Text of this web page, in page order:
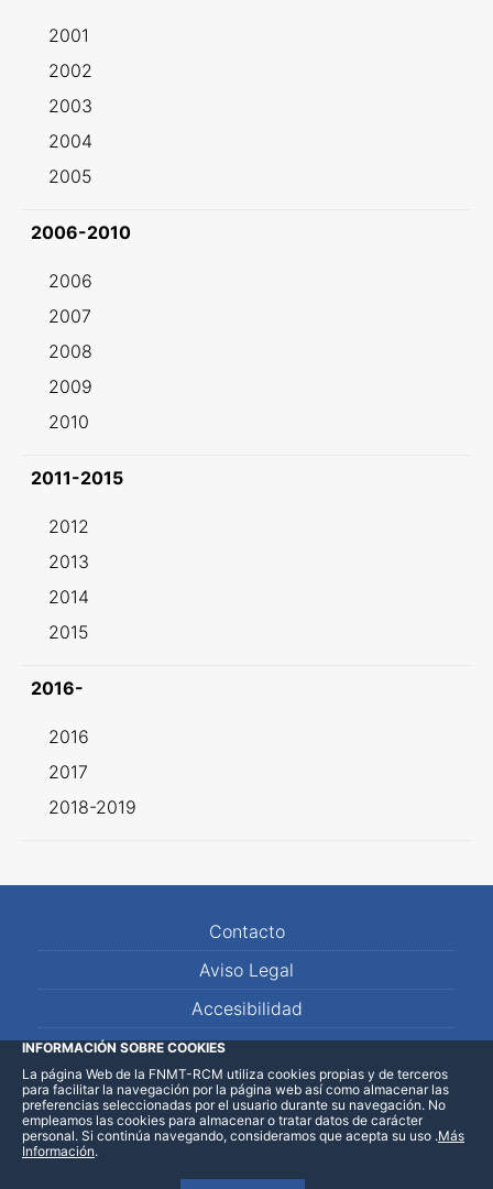
2001
2002
2003
2004
2005
2006-2010
2006
2007
2008
2009
2010
2011-2015
2012
2013
2014
2015
2016-
2016
2017
2018-2019
Contacto
Aviso Legal
Accesibilidad
Mapa Web
INFORMACIÓN SOBRE COOKIES
La página Web de la FNMT-RCM utiliza cookies propias y de terceros
para facilitar la navegación por la página web así como almacenar las
preferencias seleccionadas por el usuario durante su navegación. No
empleamos las cookies para almacenar o tratar datos de carácter
personal. Si continúa navegando, consideramos que acepta su uso .Más
Información.